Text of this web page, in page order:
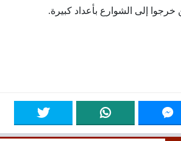
خرجوا إلى الشوارع بأعداد كبيرة.